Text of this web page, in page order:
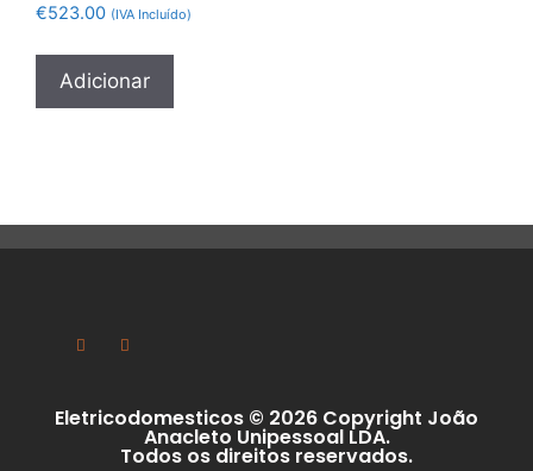
€523.00 (IVA Incluído)
Adicionar
Eletricodomesticos © 2026 Copyright João
Anacleto Unipessoal LDA.
Todos os direitos reservados.